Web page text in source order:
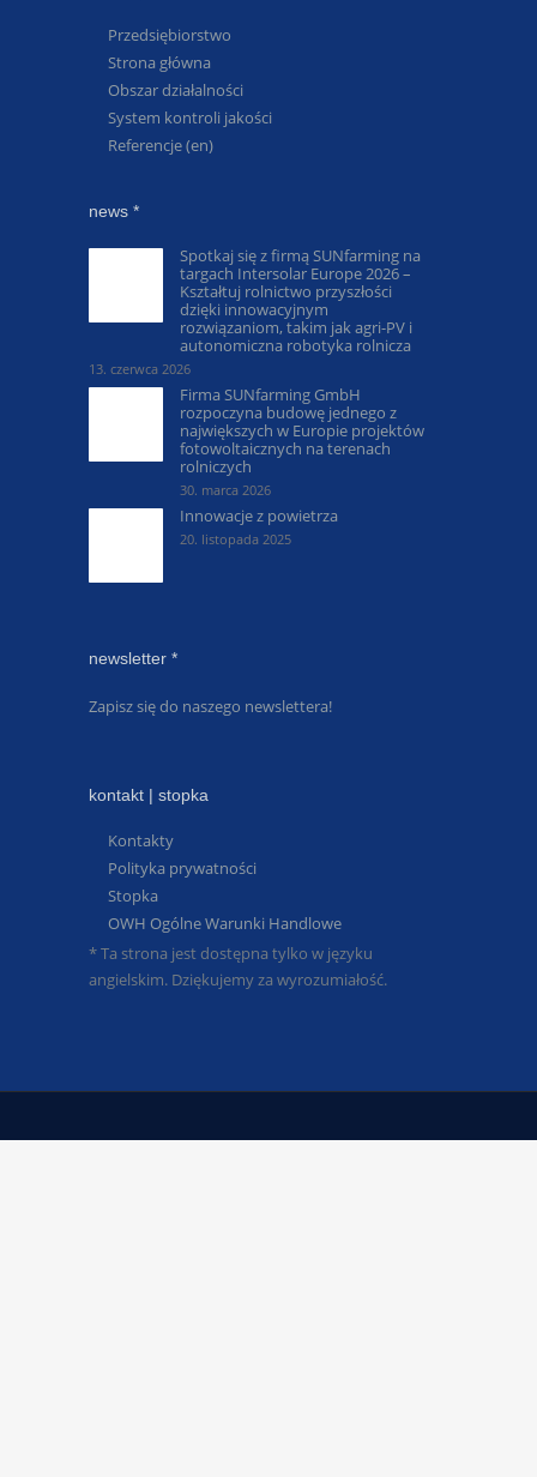
Przedsiębiorstwo
Strona główna
Obszar działalności
System kontroli jakości
Referencje (en)
news *
Spotkaj się z firmą SUNfarming na
targach Intersolar Europe 2026 –
Kształtuj rolnictwo przyszłości
dzięki innowacyjnym
rozwiązaniom, takim jak agri-PV i
autonomiczna robotyka rolnicza
13. czerwca 2026
Firma SUNfarming GmbH
rozpoczyna budowę jednego z
największych w Europie projektów
fotowoltaicznych na terenach
rolniczych
30. marca 2026
Innowacje z powietrza
20. listopada 2025
newsletter *
Zapisz się do naszego newslettera!
kontakt | stopka
Kontakty
Polityka prywatności
Stopka
OWH Ogólne Warunki Handlowe
* Ta strona jest dostępna tylko w języku
angielskim. Dziękujemy za wyrozumiałość.